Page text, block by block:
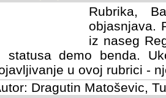
Rubrika,
objasnjava.
iz naseg
statusa demo benda.
u ovoj rubrici -
Dragutin Matoševic,